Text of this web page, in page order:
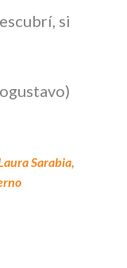
si
Sarabia,